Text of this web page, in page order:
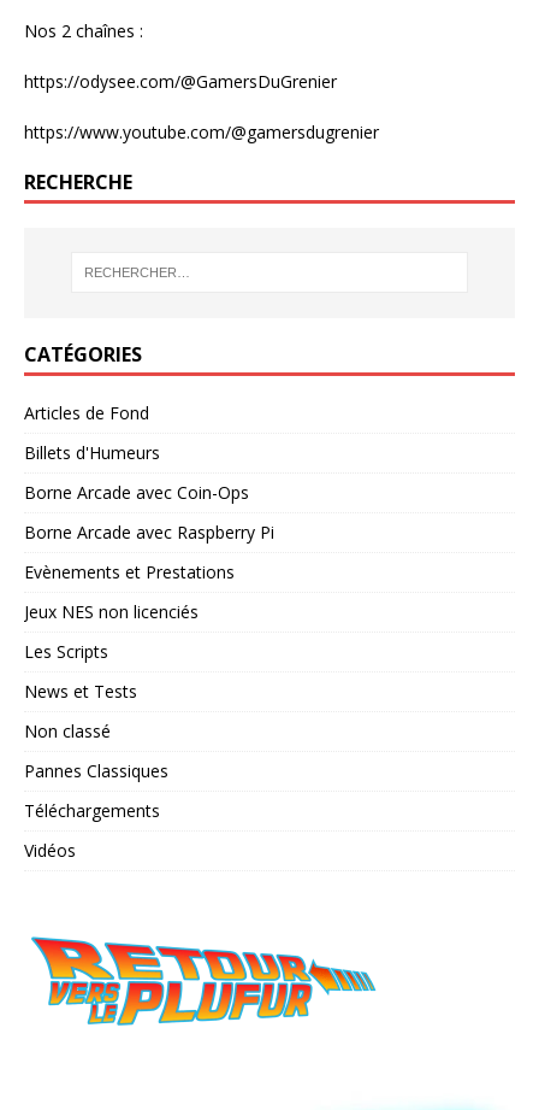
Nos 2 chaînes :
https://odysee.com/@GamersDuGrenier
https://www.youtube.com/@gamersdugrenier
RECHERCHE
CATÉGORIES
Articles de Fond
Billets d'Humeurs
Borne Arcade avec Coin-Ops
Borne Arcade avec Raspberry Pi
Evènements et Prestations
Jeux NES non licenciés
Les Scripts
News et Tests
Non classé
Pannes Classiques
Téléchargements
Vidéos